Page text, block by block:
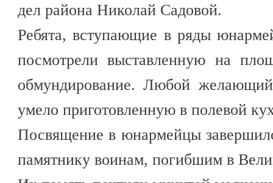
дел района Николай Садовой.
Ребята, вступающие в ряды
посмотрели выставленную на
обмундирование. Любой
умело приготовленную в полевой
Посвящение в юнармейцы
памятнику воинам, погибшим в